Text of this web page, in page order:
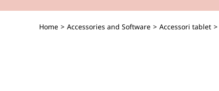
n
Home > Accessories and Software > Accessori tablet >